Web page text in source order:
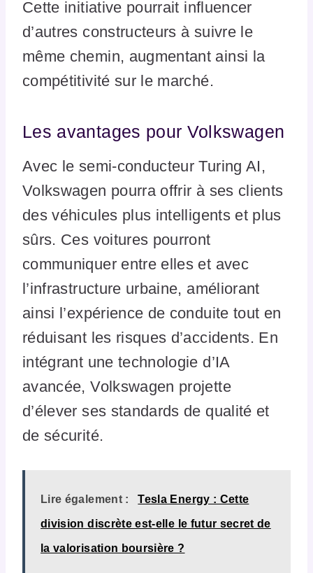
Cette initiative pourrait influencer
d’autres constructeurs à suivre le
même chemin, augmentant ainsi la
compétitivité sur le marché.
Les avantages pour Volkswagen
Avec le semi-conducteur Turing AI,
Volkswagen pourra offrir à ses clients
des véhicules plus intelligents et plus
sûrs. Ces voitures pourront
communiquer entre elles et avec
l’infrastructure urbaine, améliorant
ainsi l’expérience de conduite tout en
réduisant les risques d’accidents. En
intégrant une technologie d’IA
avancée, Volkswagen projette
d’élever ses standards de qualité et
de sécurité.
Lire également : Tesla Energy : Cette
division discrète est-elle le futur secret de
la valorisation boursière ?